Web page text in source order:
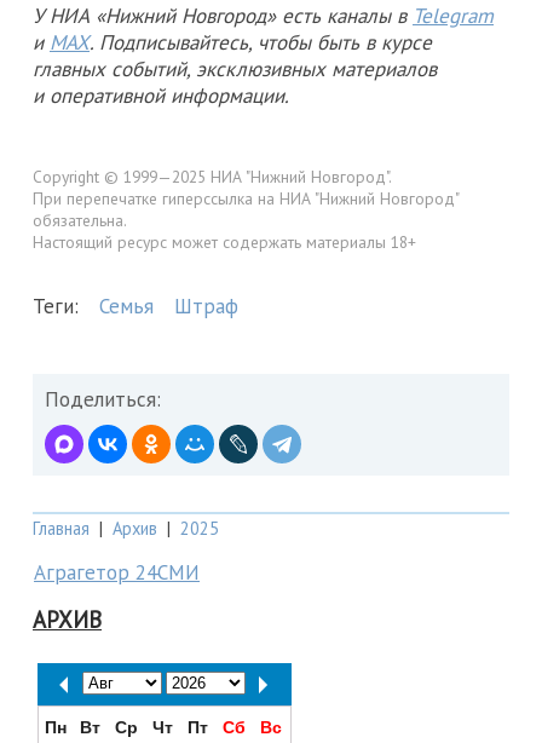
У НИА «Нижний Новгород» есть каналы в Telegram
и MAX. Подписывайтесь, чтобы быть в курсе
главных событий, эксклюзивных материалов
и оперативной информации.
Copyright © 1999—2025 НИА "Нижний Новгород".
При перепечатке гиперссылка на НИА "Нижний Новгород"
обязательна.
Настоящий ресурс может содержать материалы 18+
Теги: Семья Штраф
Поделиться:
Главная | Архив | 2025
Аграгетор 24СМИ
АРХИВ
Пн Вт Ср Чт Пт Сб
Вс